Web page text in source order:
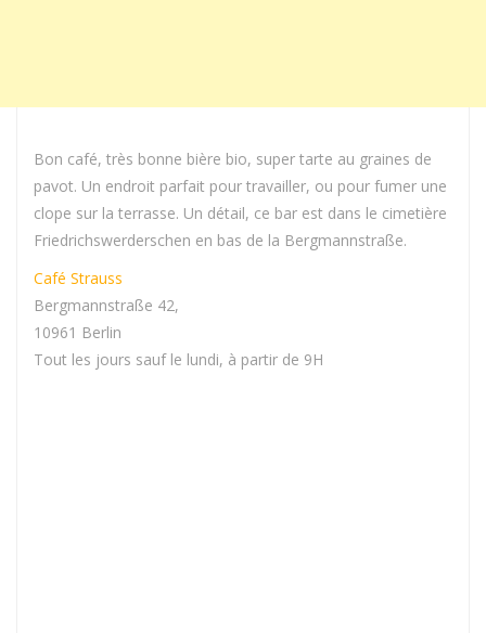
Bon café, très bonne bière bio, super tarte au graines de
pavot. Un endroit parfait pour travailler, ou pour fumer une
clope sur la terrasse. Un détail, ce bar est dans le cimetière
Friedrichswerderschen en bas de la Bergmannstraße.
Café Strauss
Bergmannstraße 42,
10961 Berlin
Tout les jours sauf le lundi, à partir de 9H